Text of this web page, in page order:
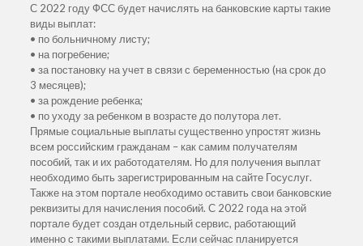
С 2022 году ФСС будет начислять на банковские карты такие
виды выплат:
• по больничному листу;
• на погребение;
• за постановку на учет в связи с беременностью (на срок до
3 месяцев);
• за рождение ребенка;
• по уходу за ребенком в возрасте до полутора лет.
Прямые социальные выплаты существенно упростят жизнь
всем российским гражданам – как самим получателям
пособий, так и их работодателям. Но для получения выплат
необходимо быть зарегистрированным на сайте Госуслуг.
Также на этом портале необходимо оставить свои банковские
реквизиты для начисления пособий. С 2022 года на этой
портале будет создан отдельный сервис, работающий
именно с такими выплатами. Если сейчас планируется